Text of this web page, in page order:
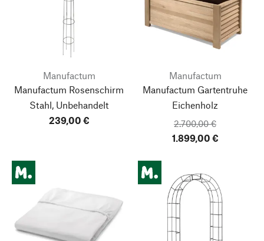
Manufactum
Manufactum Rosenschirm
Stahl, Unbehandelt
239,00 €
Manufactum
Manufactum Gartentruhe
Eichenholz
2.700,00 €
1.899,00 €
Nach oben